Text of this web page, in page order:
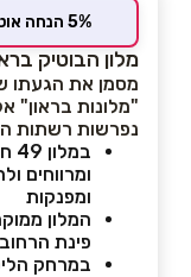
5% הנחה אוטומטית למשלמים בכרטיס המועדון
מלון הבוטיק
מסמן את הגעתו
"מלונות בראון"
נפרשות רשתות
ומרווחים
ומפנקות
פינת
במרחק